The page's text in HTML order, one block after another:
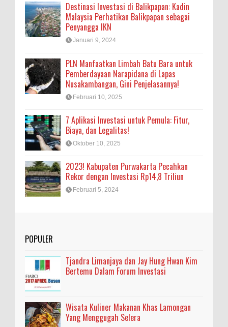
Destinasi Investasi di Balikpapan: Kadin
Malaysia Perhatikan Balikpapan sebagai
Penyangga IKN
Januari 9, 2024
PLN Manfaatkan Limbah Batu Bara untuk
Pemberdayaan Narapidana di Lapas
Nusakambangan, Gini Penjelasannya!
Februari 10, 2025
7 Aplikasi Investasi untuk Pemula: Fitur,
Biaya, dan Legalitas!
Oktober 10, 2025
2023! Kabupaten Purwakarta Pecahkan
Rekor dengan Investasi Rp14,8 Triliun
Februari 5, 2024
POPULER
Tjandra Limanjaya dan Jay Hung Hwan Kim
Bertemu Dalam Forum Investasi
Wisata Kuliner Makanan Khas Lamongan
Yang Menggugah Selera